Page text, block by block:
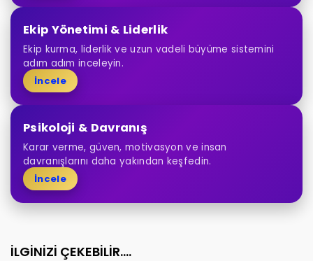
Ekip Yönetimi & Liderlik
Ekip kurma, liderlik ve uzun vadeli büyüme sistemini
adım adım inceleyin.
İncele
Psikoloji & Davranış
Karar verme, güven, motivasyon ve insan
davranışlarını daha yakından keşfedin.
İncele
İLGİNİZİ ÇEKEBİLİR....